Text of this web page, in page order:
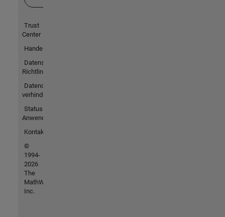
Trust
Center
Handelsmarken
Datenschutz-
Richtlinien
Datendiebstahl
verhindern
Status von
Anwendungen
Kontakt
©
1994-
2026
The
MathWorks,
Inc.